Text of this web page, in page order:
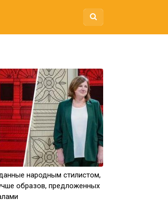
народным стилистом,
образов, предложенных